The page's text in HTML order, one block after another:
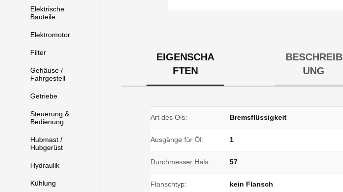
Elektrische
Bauteile
Elektromotor
Filter
Gehäuse /
Fahrgestell
Getriebe
Steuerung &
Bedienung
Hubmast /
Hubgerüst
Hydraulik
Kühlung
EIGENSCHA
FTEN
BESCHREIB
UNG
Art des Öls: Bremsflüssigkeit
Ausgänge für Öl: 1
Durchmesser Hals: 57
Flanschtyp: kein Flansch